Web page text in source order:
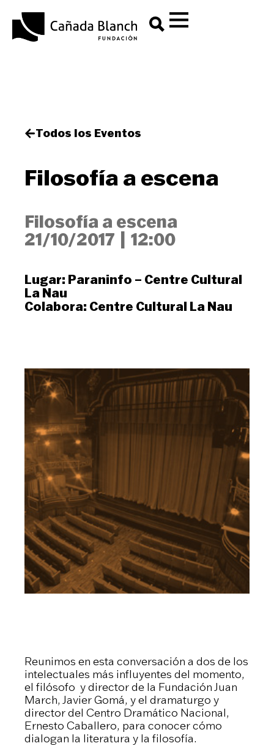
Todos los Eventos
Filosofía a escena
Filosofía a escena
21/10/2017
12:00
Lugar: Paraninfo – Centre Cultural
La Nau
Colabora: Centre Cultural La Nau
Reunimos en esta conversación a dos de los
intelectuales más influyentes del momento,
el filósofo y director de la Fundación Juan
March, Javier Gomá, y el dramaturgo y
director del Centro Dramático Nacional,
Ernesto Caballero, para conocer cómo
dialogan la literatura y la filosofía.